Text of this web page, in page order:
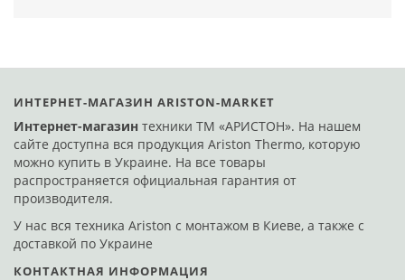
ИНТЕРНЕТ-МАГАЗИН ARISTON-MARKET
Интернет-магазин техники ТМ «АРИСТОН». На нашем
сайте доступна вся продукция Ariston Thermo, которую
можно купить в Украине. На все товары
распространяется официальная гарантия от
производителя.
У нас вся техника Ariston с монтажом в Киеве, а также с
доставкой по Украине
КОНТАКТНАЯ ИНФОРМАЦИЯ